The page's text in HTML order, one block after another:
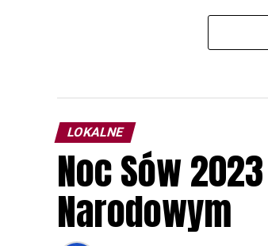
LOKALNE
Noc Sów
Narodowym